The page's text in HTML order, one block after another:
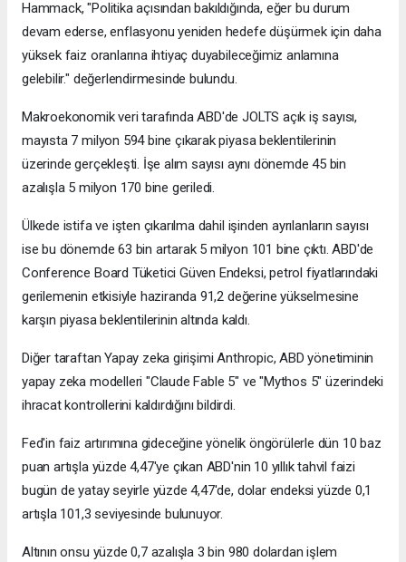
Hammack, "Politika açısından bakıldığında, eğer bu durum
devam ederse, enflasyonu yeniden hedefe düşürmek için daha
yüksek faiz oranlarına ihtiyaç duyabileceğimiz anlamına
gelebilir." değerlendirmesinde bulundu.
Makroekonomik veri tarafında ABD'de JOLTS açık iş sayısı,
mayısta 7 milyon 594 bine çıkarak piyasa beklentilerinin
üzerinde gerçekleşti. İşe alım sayısı aynı dönemde 45 bin
azalışla 5 milyon 170 bine geriledi.
Ülkede istifa ve işten çıkarılma dahil işinden ayrılanların sayısı
ise bu dönemde 63 bin artarak 5 milyon 101 bine çıktı. ABD'de
Conference Board Tüketici Güven Endeksi, petrol fiyatlarındaki
gerilemenin etkisiyle haziranda 91,2 değerine yükselmesine
karşın piyasa beklentilerinin altında kaldı.
Diğer taraftan Yapay zeka girişimi Anthropic, ABD yönetiminin
yapay zeka modelleri "Claude Fable 5" ve "Mythos 5" üzerindeki
ihracat kontrollerini kaldırdığını bildirdi.
Fed'in faiz artırımına gideceğine yönelik öngörülerle dün 10 baz
puan artışla yüzde 4,47'ye çıkan ABD'nin 10 yıllık tahvil faizi
bugün de yatay seyirle yüzde 4,47'de, dolar endeksi yüzde 0,1
artışla 101,3 seviyesinde bulunuyor.
Altının onsu yüzde 0,7 azalışla 3 bin 980 dolardan işlem